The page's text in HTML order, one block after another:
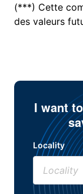
(***) Cette
des valeurs
I want
Locality